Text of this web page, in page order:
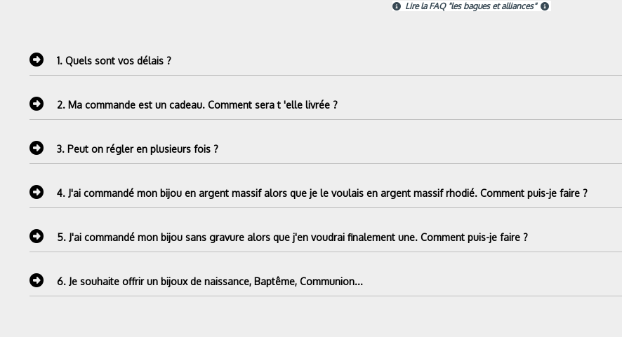
 Lire la FAQ "les bagues et alliances" 
1. Quels sont vos délais ?
2. Ma commande est un cadeau. Comment sera t 'elle livrée ?
3. Peut on régler en plusieurs fois ?
4. J'ai commandé mon bijou en argent massif alors que je le voulais en argent massif rhodié. Comment puis-je faire ?
5. J'ai commandé mon bijou sans gravure alors que j'en voudrai finalement une. Comment puis-je faire ?
6. Je souhaite offrir un bijoux de naissance, Baptême, Communion...